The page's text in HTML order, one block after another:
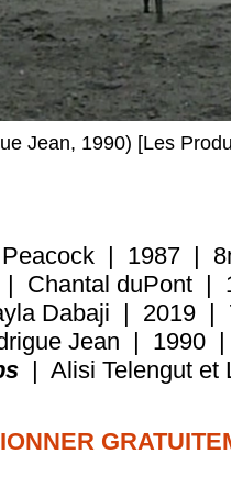
Jean, 1990) [Les
| 1987 |
| Chantal duPont |
Dabaji | 2019 |
Jean | 1990 |
| Alisi Telengut